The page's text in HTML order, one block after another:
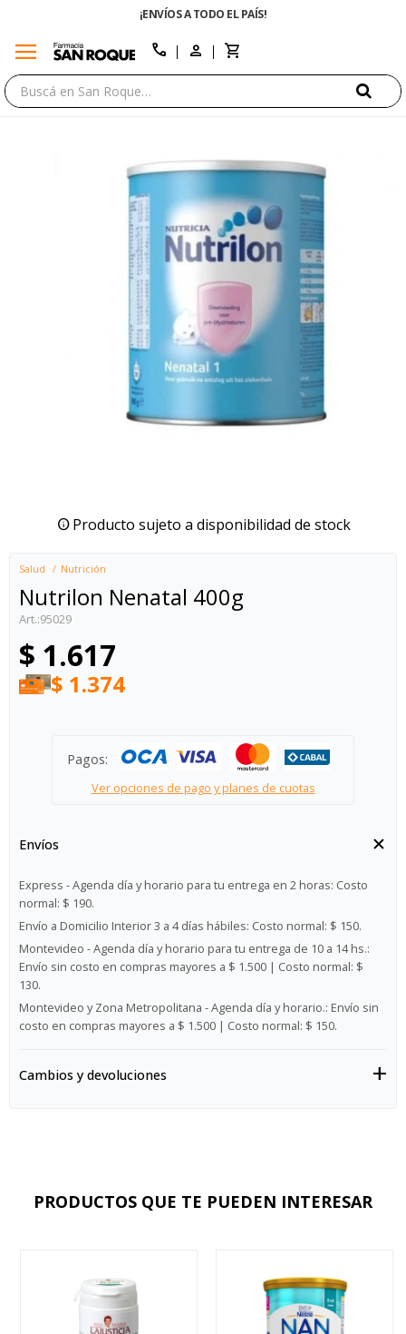
¡ENVÍOS A TODO EL PAÍS!
menu call
Producto sujeto a disponibilidad de stock
Salud Nutrición
Nutrilon Nenatal 400g
95029
$ 1.617
$ 1.374
Pagos:
Ver opciones de pago y planes de cuotas
Envíos
Express - Agenda día y horario para tu entrega en 2 horas: Costo
normal: $ 190.
Envío a Domicilio Interior 3 a 4 días hábiles: Costo normal: $ 150.
Montevideo - Agenda día y horario para tu entrega de 10 a 14 hs.:
Envío sin costo en compras mayores a $ 1.500 | Costo normal: $
130.
Montevideo y Zona Metropolitana - Agenda día y horario.: Envío sin
costo en compras mayores a $ 1.500 | Costo normal: $ 150.
Cambios y devoluciones
PRODUCTOS QUE TE PUEDEN INTERESAR
close